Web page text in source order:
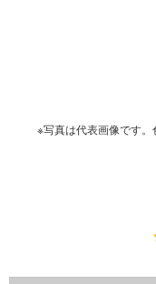
※写真は代表画像です。